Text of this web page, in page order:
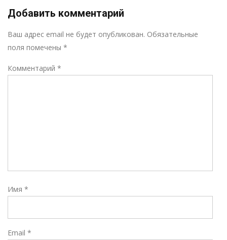
Добавить комментарий
Ваш адрес email не будет опубликован. Обязательные
поля помечены *
Комментарий *
Имя *
Email *